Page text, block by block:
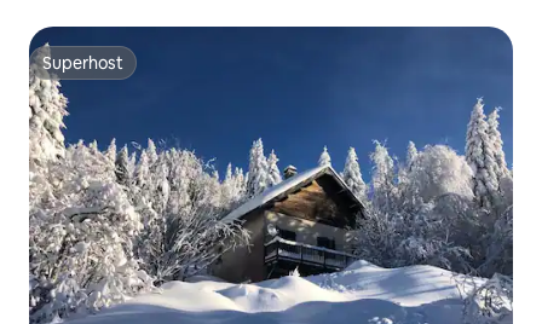
Superhost
Superhost